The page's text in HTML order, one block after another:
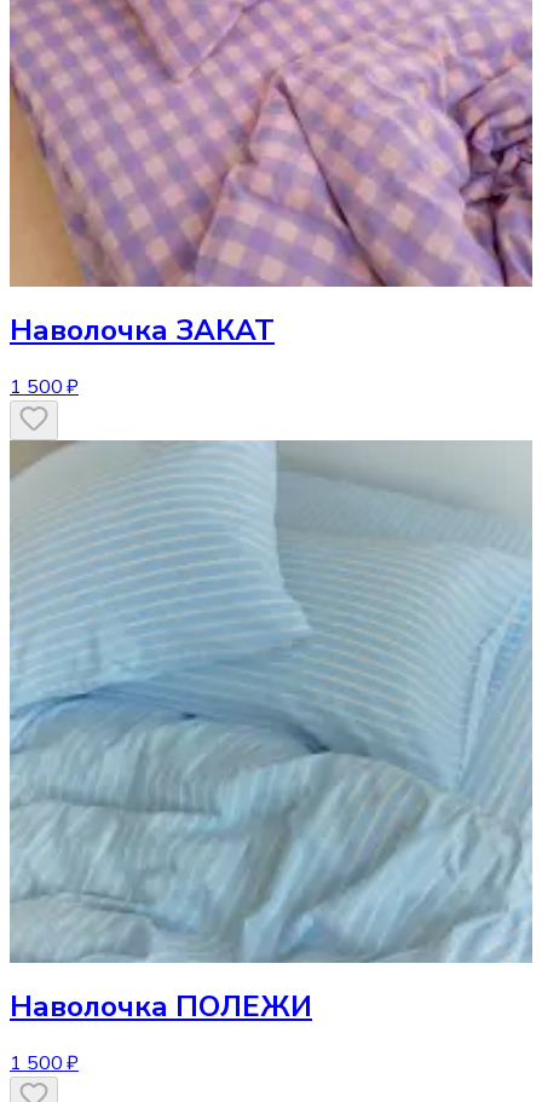
Наволочка ЗАКАТ
1 500 ₽
Наволочка ПОЛЕЖИ
1 500 ₽